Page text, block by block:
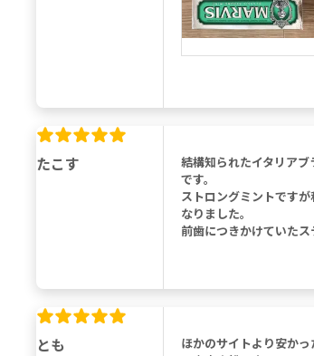
たこす
結構知られたイタリア
です。
ストロングミントです
なりました。
前歯につきかけていたス
とも
ほかのサイトより安か